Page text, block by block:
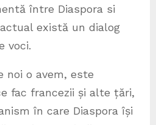
între Diaspora si
există un dialog
voci.
noi o avem, este
fac francezii și alte țări,
în care Diaspora își